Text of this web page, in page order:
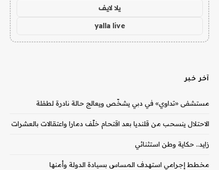
يلا لايف
yalla live
آخر خبر
مستشفى «تداوي» في دبي يشخّص ويعالج حالة نادرة لطفلة
الاحتلال ينسحب من قلنديا بعد اقتحام خلّف دمارا واعتقالات بالعشرات
زايد.. حكاية وطن استثنائي
مخطط إجرامي استهدف المساس بسيادة الدولة وأمنها